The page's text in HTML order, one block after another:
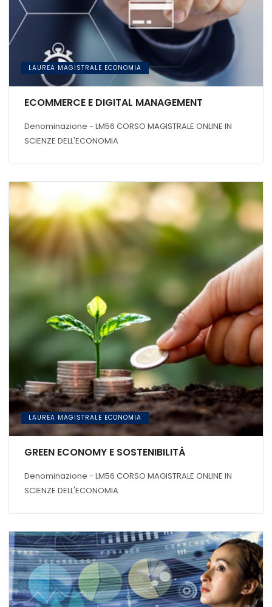
LAUREA MAGISTRALE ECONOMIA
ECOMMERCE E DIGITAL MANAGEMENT
Denominazione - LM56 CORSO MAGISTRALE ONLINE IN
SCIENZE DELL'ECONOMIA
LAUREA MAGISTRALE ECONOMIA
GREEN ECONOMY E SOSTENIBILITÀ
Denominazione - LM56 CORSO MAGISTRALE ONLINE IN
SCIENZE DELL'ECONOMIA